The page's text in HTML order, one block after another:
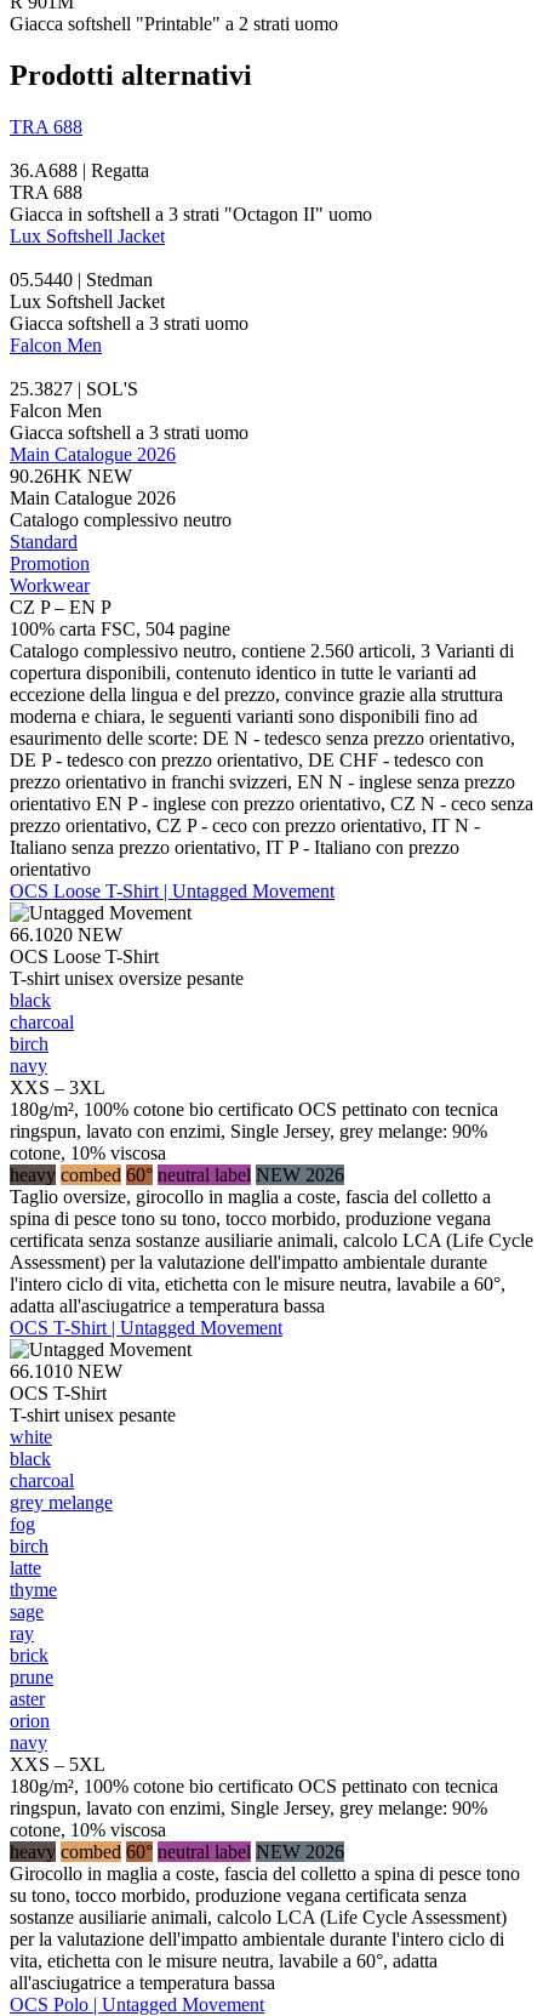
Giacca softshell "Printable" a 2 strati uomo
Prodotti alternativi
TRA 688
36.A688 | Regatta
TRA 688
Giacca in softshell a 3 strati "Octagon II" uomo
Lux Softshell Jacket
05.5440 | Stedman
Lux Softshell Jacket
Giacca softshell a 3 strati uomo
Falcon Men
25.3827 | SOL'S
Falcon Men
Giacca softshell a 3 strati uomo
Main Catalogue 2026
90.26HK NEW
Main Catalogue 2026
Catalogo complessivo neutro
Standard
Promotion
Workwear
CZ P – EN P
100% carta FSC, 504 pagine
Catalogo complessivo neutro, contiene 2.560 articoli, 3 Varianti di
copertura disponibili, contenuto identico in tutte le varianti ad
eccezione della lingua e del prezzo, convince grazie alla struttura
moderna e chiara, le seguenti varianti sono disponibili fino ad
esaurimento delle scorte: DE N - tedesco senza prezzo orientativo,
DE P - tedesco con prezzo orientativo, DE CHF - tedesco con
prezzo orientativo in franchi svizzeri, EN N - inglese senza prezzo
orientativo EN P - inglese con prezzo orientativo, CZ N - ceco senza
prezzo orientativo, CZ P - ceco con prezzo orientativo, IT N -
Italiano senza prezzo orientativo, IT P - Italiano con prezzo
orientativo
OCS Loose T-Shirt | Untagged Movement
66.1020 NEW
OCS Loose T-Shirt
T-shirt unisex oversize pesante
black
charcoal
birch
navy
XXS – 3XL
180g/m², 100% cotone bio certificato OCS pettinato con tecnica
ringspun, lavato con enzimi, Single Jersey, grey melange: 90%
cotone, 10% viscosa
heavy combed 60° neutral label NEW 2026
Taglio oversize, girocollo in maglia a coste, fascia del colletto a
spina di pesce tono su tono, tocco morbido, produzione vegana
certificata senza sostanze ausiliarie animali, calcolo LCA (Life Cycle
Assessment) per la valutazione dell'impatto ambientale durante
l'intero ciclo di vita, etichetta con le misure neutra, lavabile a 60°,
adatta all'asciugatrice a temperatura bassa
OCS T-Shirt | Untagged Movement
66.1010 NEW
OCS T-Shirt
T-shirt unisex pesante
white
black
charcoal
grey melange
fog
birch
latte
thyme
sage
ray
brick
prune
aster
orion
navy
XXS – 5XL
180g/m², 100% cotone bio certificato OCS pettinato con tecnica
ringspun, lavato con enzimi, Single Jersey, grey melange: 90%
cotone, 10% viscosa
heavy combed 60° neutral label NEW 2026
Girocollo in maglia a coste, fascia del colletto a spina di pesce tono
su tono, tocco morbido, produzione vegana certificata senza
sostanze ausiliarie animali, calcolo LCA (Life Cycle Assessment)
per la valutazione dell'impatto ambientale durante l'intero ciclo di
vita, etichetta con le misure neutra, lavabile a 60°, adatta
all'asciugatrice a temperatura bassa
OCS Polo | Untagged Movement